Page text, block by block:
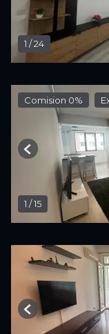
1 /24
Comision 0%
1 /15
Previous
Previous